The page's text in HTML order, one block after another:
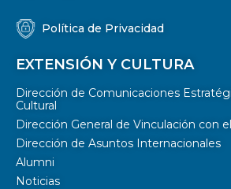
Política de Privacidad
EXTENSIÓN Y CULTURA
Dirección de Comunicaciones
Cultural
Dirección General de Vinculación con
Dirección de Asuntos Internacionales
Alumni
Noticias